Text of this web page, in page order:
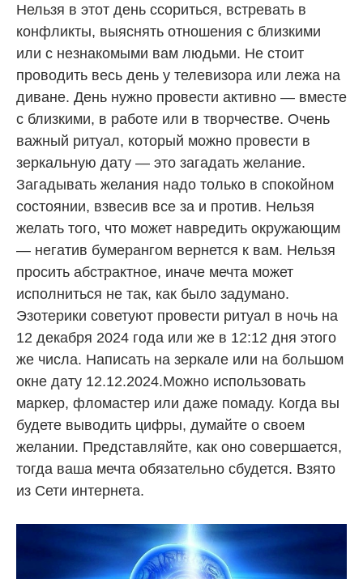
Нельзя в этот день ссориться, встревать в
конфликты, выяснять отношения с близкими
или с незнакомыми вам людьми. Не стоит
проводить весь день у телевизора или лежа на
диване. День нужно провести активно — вместе
с близкими, в работе или в творчестве. Очень
важный ритуал, который можно провести в
зеркальную дату — это загадать желание.
Загадывать желания надо только в спокойном
состоянии, взвесив все за и против. Нельзя
желать того, что может навредить окружающим
— негатив бумерангом вернется к вам. Нельзя
просить абстрактное, иначе мечта может
исполниться не так, как было задумано.
Эзотерики советуют провести ритуал в ночь на
12 декабря 2024 года или же в 12:12 дня этого
же числа. Написать на зеркале или на большом
окне дату 12.12.2024.Можно использовать
маркер, фломастер или даже помаду. Когда вы
будете выводить цифры, думайте о своем
желании. Представляйте, как оно совершается,
тогда ваша мечта обязательно сбудется. Взято
из Сети интернета.